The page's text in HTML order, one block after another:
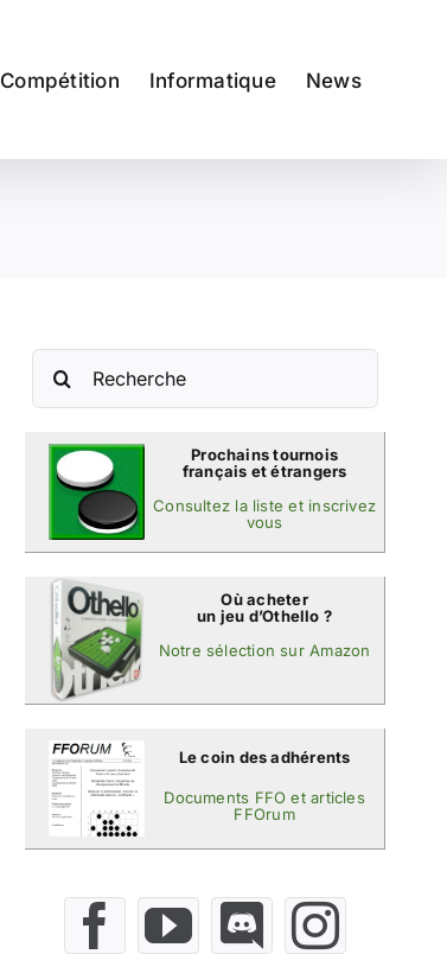
Compétition Informatique News
Rechercher:
Prochains tournois
français et étrangers
Consultez la liste et inscrivez
vous
Où acheter
un jeu d’Othello ?
Notre sélection sur Amazon
Le coin des adhérents
Documents FFO et articles
FFOrum